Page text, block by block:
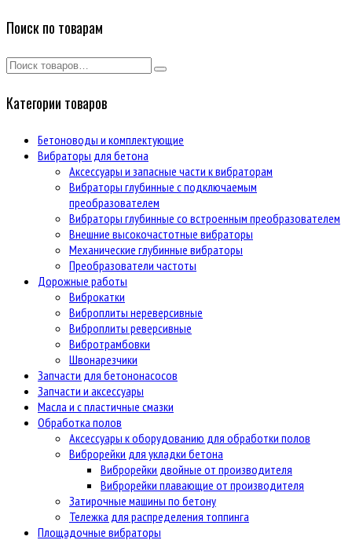
Поиск по товарам
Категории товаров
Бетоноводы и комплектующие
Вибраторы для бетона
Аксессуары и запасные части к вибраторам
Вибраторы глубинные с подключаемым
преобразователем
Вибраторы глубинные со встроенным преобразователем
Внешние высокочастотные вибраторы
Механические глубинные вибраторы
Преобразователи частоты
Дорожные работы
Виброкатки
Виброплиты нереверсивные
Виброплиты реверсивные
Вибротрамбовки
Швонарезчики
Запчасти для бетононасосов
Запчасти и аксессуары
Масла и с пластичные смазки
Обработка полов
Аксессуары к оборудованию для обработки полов
Виброрейки для укладки бетона
Виброрейки двойные от производителя
Виброрейки плавающие от производителя
Затирочные машины по бетону
Тележка для распределения топпинга
Площадочные вибраторы